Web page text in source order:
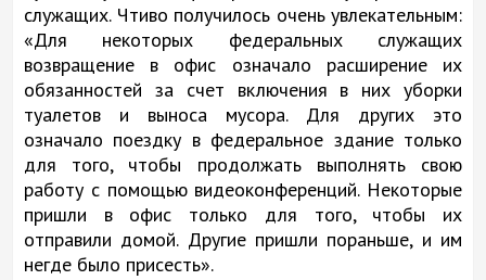
служащих. Чтиво получилось очень увлекательным:
«Для некоторых федеральных служащих
возвращение в офис означало расширение их
обязанностей за счет включения в них уборки
туалетов и выноса мусора. Для других это
означало поездку в федеральное здание только
для того, чтобы продолжать выполнять свою
работу с помощью видеоконференций. Некоторые
пришли в офис только для того, чтобы их
отправили домой. Другие пришли пораньше, и им
негде было присесть».